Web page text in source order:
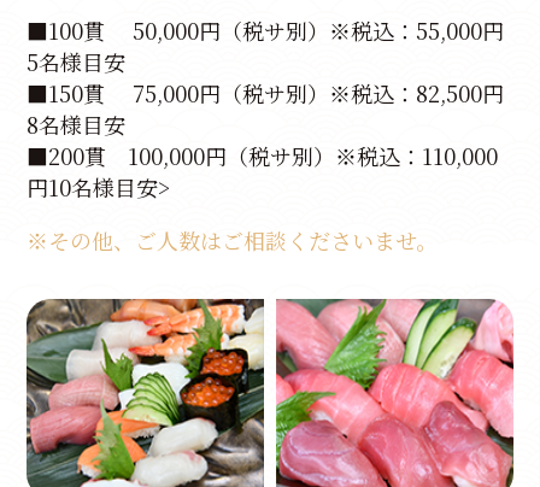
■100貫 50,000円（税サ別）※税込：55,000円
5名様目安
■150貫 75,000円（税サ別）※税込：82,500円
8名様目安
■200貫 100,000円（税サ別）※税込：110,000
円10名様目安>
※その他、ご人数はご相談くださいませ。